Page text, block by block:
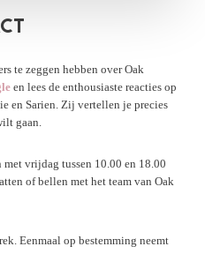
te zeggen hebben over Oak
en lees de enthousiaste reacties op
en Sarien. Zij vertellen je precies
gaan.
vrijdag tussen 10.00 en 18.00
of bellen met het team van Oak
Eenmaal op bestemming neemt